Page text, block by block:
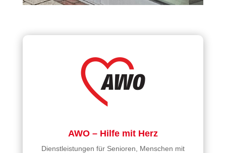
AWO – Hilfe mit Herz
Dienstleistungen für Senioren, Menschen mit